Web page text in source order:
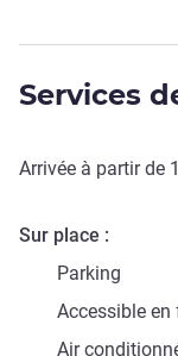
Services
Arrivée à partir de
Sur place
Parking
Accessible
Air